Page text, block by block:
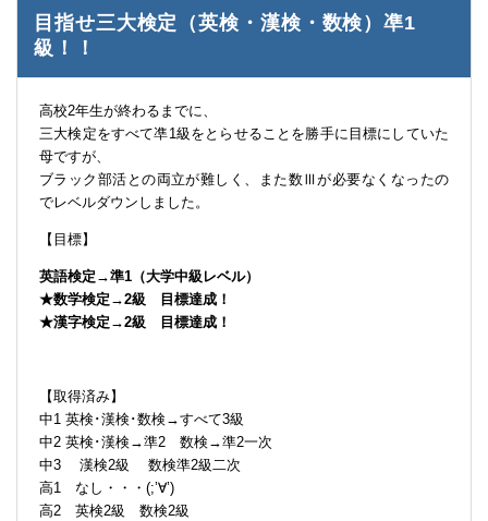
目指せ三大検定（英検・漢検・数検）凖1
級！！
高校2年生が終わるまでに、
三大検定をすべて凖1級をとらせることを勝手に目標にしていた
母ですが、
ブラック部活との両立が難しく、また数Ⅲが必要なくなったの
でレベルダウンしました。
【目標】
英語検定→準1（大学中級レベル）
★数学検定→2級 目標達成！
★漢字検定→2級 目標達成！
【取得済み】
中1 英検･漢検･数検→すべて3級
中2 英検･漢検→準2 数検→準2一次
中3 漢検2級 数検準2級二次
高1 なし・・・(;’∀’)
高2 英検2級 数検2級